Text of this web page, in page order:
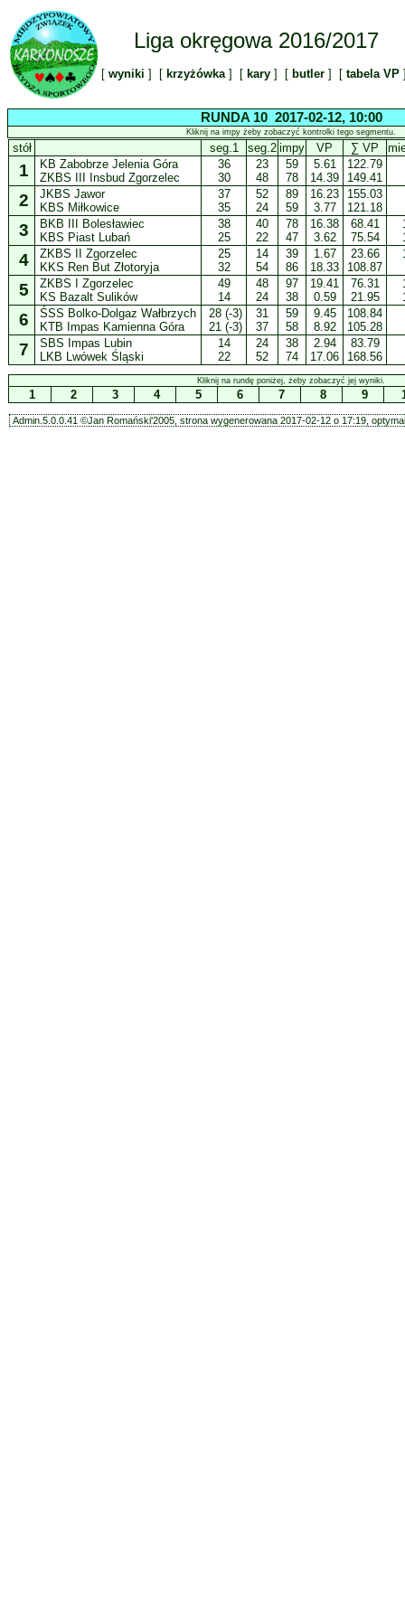
Liga okręgowa 2016/2017
[ wyniki ] [ krzyżówka ] [ kary ] [ butler ] [ tabela VP
RUNDA 10 2017-02-12, 10:00
Kliknij na impy żeby zobaczyć kontrolki tego segmentu.
stół seg.1 seg.2 impy VP ∑ VP
1
KB Zabobrze Jelenia Góra
ZKBS III Insbud Zgorzelec
36
30
23
48
59
78
5.61
14.39
122.79
149.41
2
JKBS Jawor
KBS Miłkowice
37
35
52
24
89
59
16.23
3.77
155.03
121.18
3
BKB III Bolesławiec
KBS Piast Lubań
38
25
40
22
78
47
16.38
3.62
68.41
75.54
4
ZKBS II Zgorzelec
KKS Ren But Złotoryja
25
32
14
54
39
86
1.67
18.33
23.66
108.87
5
ZKBS I Zgorzelec
KS Bazalt Sulików
49
14
48
24
97
38
19.41
0.59
76.31
21.95
6
ŚSS Bolko-Dolgaz Wałbrzych
KTB Impas Kamienna Góra
28 (-3)
21 (-3)
31
37
59
58
9.45
8.92
108.84
105.28
7
SBS Impas Lubin
LKB Lwówek Śląski
14
22
24
52
38
74
2.94
17.06
83.79
168.56
Kliknij na rundę poniżej, żeby zobaczyć jej wyniki.
1 2 3 4 5 6 7 8 9
Admin.5.0.0.41 ©Jan Romański'2005, strona wygenerowana 2017-02-12 o 17:19,